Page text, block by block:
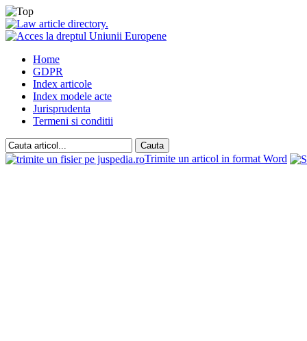
Home
GDPR
Index articole
Index modele acte
Jurisprudenta
Termeni si conditii
Trimite un articol in format Word